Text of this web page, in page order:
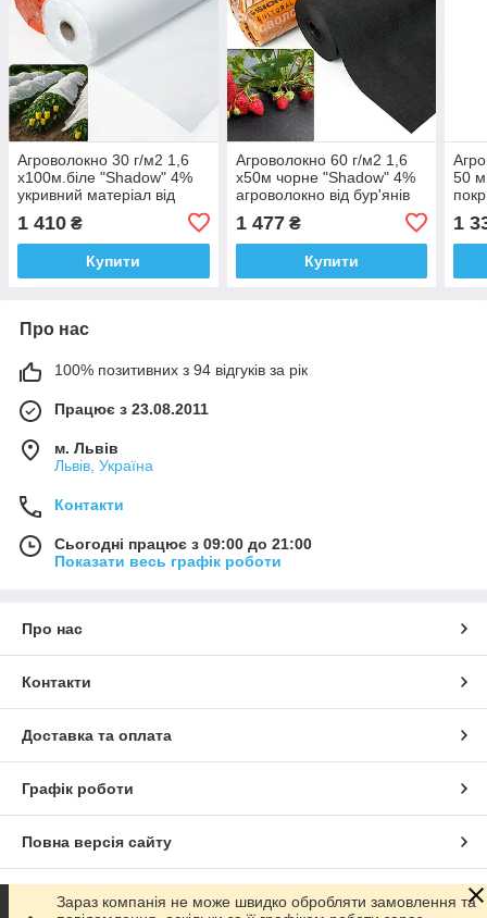
Агроволокно 30 г/м2 1,6
х100м.біле "Shadow" 4%
укривний матеріал від
1 410 ₴
Купити
Агроволокно 60 г/м2 1,6
х50м чорне "Shadow" 4%
агроволокно від бур'янів
1 477₴
Купити
50 м
1
Про нас
100% позитивних з 94 відгуків за рік
Працює з 23.08.2011
м. Львів
Львів, Україна
Контакти
Сьогодні працює з 09:00 до 21:00
Показати весь графік роботи
Про нас
Контакти
Доставка та оплата
Графік роботи
Повна версія сайту
Сайт створено на маркетплейсі Prom.ua
Зараз компанія не може швидко обробляти замовлення та